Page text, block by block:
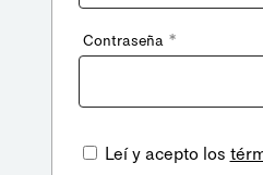
Contraseña *
Leí y acepto los